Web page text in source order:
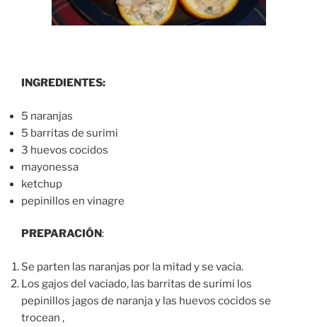
INGREDIENTES:
5 naranjas
5 barritas de surimi
3 huevos cocidos
mayonessa
ketchup
pepinillos en vinagre
PREPARACIÓN:
Se parten las naranjas por la mitad y se vacia.
Los gajos del vaciado, las barritas de surimi los
pepinillos jagos de naranja y las huevos cocidos se
trocean ,